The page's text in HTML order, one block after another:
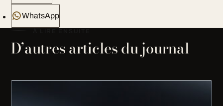
WhatsApp
D’autres articles du journal